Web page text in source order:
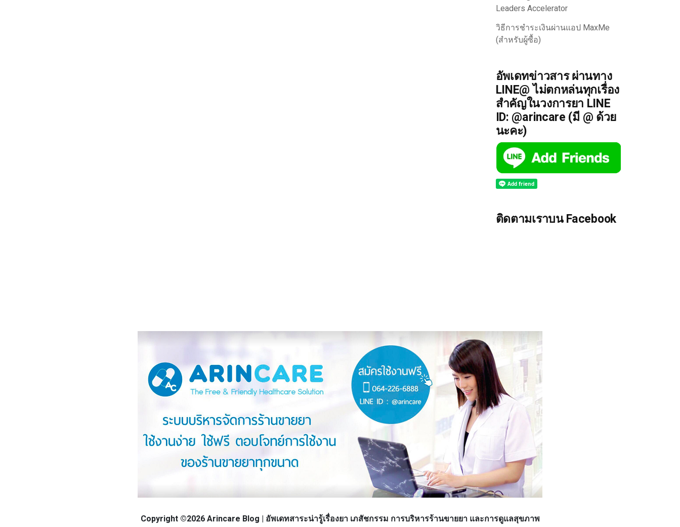
Leaders Accelerator
วิธีการชำระเงินผ่านแอป MaxMe
(สำหรับผู้ซื้อ)
อัพเดทข่าวสาร ผ่านทาง
LINE@ ไม่ตกหล่นทุกเรื่อง
สำคัญในวงการยา LINE
ID: @arincare (มี @ ด้วย
นะคะ)
ติดตามเราบน Facebook
Copyright ©2026 Arincare Blog | อัพเดทสาระน่ารู้เรื่องยา เภสัชกรรม การบริหารร้านขายยา และการดูแลสุขภาพ